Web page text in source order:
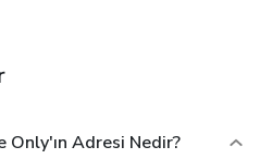
Only'ın Adresi Nedir?